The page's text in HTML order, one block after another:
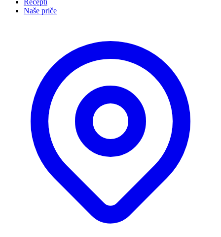
Recepti
Naše priče